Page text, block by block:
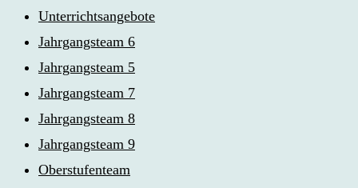
Unterrichtsangebote
Jahrgangsteam 6
Jahrgangsteam 5
Jahrgangsteam 7
Jahrgangsteam 8
Jahrgangsteam 9
Oberstufenteam